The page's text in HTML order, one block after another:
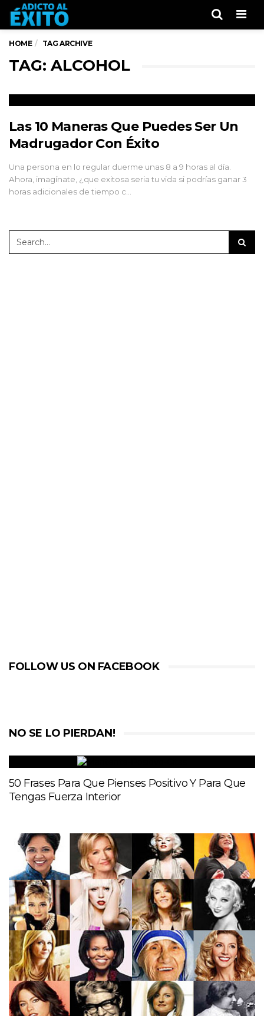
HOME TAG ARCHIVE
TAG: ALCOHOL
Las 10 Maneras Que Puedes Ser Un
Madrugador Con Éxito
Una persona en lo regular duerme unas 8 a 9 horas al día.
Ahora, imagínate, ¿que exitosa seria tu vida si podrías ganar 3
horas adicionales de tiempo c…
FOLLOW US ON FACEBOOK
NO SE LO PIERDAN!
50 Frases Para Que Pienses Positivo Y Para Que
Tengas Fuerza Interior